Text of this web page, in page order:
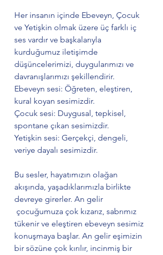
Her insanın içinde Ebeveyn, Çocuk
ve Yetişkin olmak üzere üç farklı iç
ses vardır ve başkalarıyla
kurduğumuz iletişimde
düşüncelerimizi, duygularımızı ve
davranışlarımızı şekillendirir.
Ebeveyn sesi: Öğreten, eleştiren,
kural koyan sesimizdir.
Çocuk sesi: Duygusal, tepkisel,
spontane çıkan sesimizdir.
Yetişkin sesi: Gerçekçi, dengeli,
veriye dayalı sesimizdir.
Bu sesler, hayatımızın olağan
akışında, yaşadıklarımızla birlikte
devreye girerler. An gelir
çocuğumuza çok kızarız, sabrımız
tükenir ve eleştiren ebeveyn sesimiz
konuşmaya başlar. An gelir eşimizin
bir sözüne çok kırılır, incinmiş bir